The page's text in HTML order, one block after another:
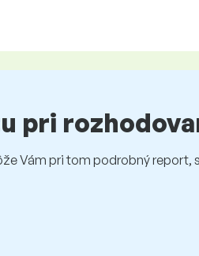
pri
Vám pri tom podrobný report,